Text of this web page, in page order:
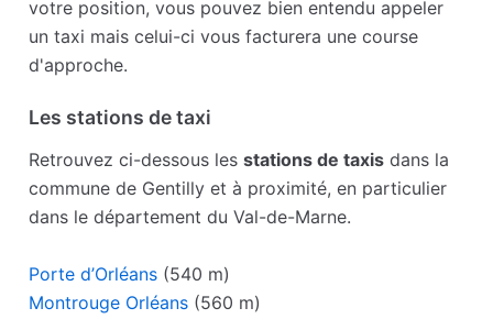
votre position, vous pouvez bien entendu appeler
un taxi mais celui-ci vous facturera une course
d'approche.
Les stations de taxi
Retrouvez ci-dessous lesstations de taxis dans la
commune de Gentilly et à proximité, en particulier
dans le département du Val-de-Marne.
Porte d’Orléans (540 m)
Montrouge Orléans (560 m)